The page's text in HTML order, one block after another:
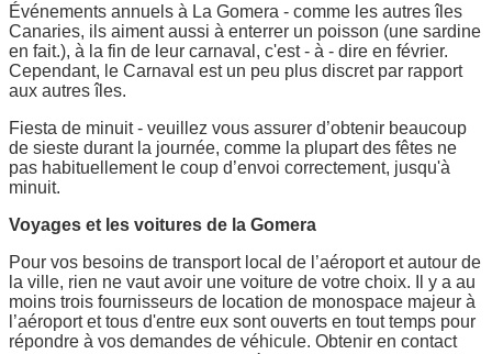
Événements annuels à La Gomera - comme les autres îles
Canaries, ils aiment aussi à enterrer un poisson (une sardine
en fait.), à la fin de leur carnaval, c'est - à - dire en février.
Cependant, le Carnaval est un peu plus discret par rapport
aux autres îles.
Fiesta de minuit - veuillez vous assurer d’obtenir beaucoup
de sieste durant la journée, comme la plupart des fêtes ne
pas habituellement le coup d’envoi correctement, jusqu'à
minuit.
Voyages et les voitures de la Gomera
Pour vos besoins de transport local de l’aéroport et autour de
la ville, rien ne vaut avoir une voiture de votre choix. Il y a au
moins trois fournisseurs de location de monospace majeur à
l’aéroport et tous d'entre eux sont ouverts en tout temps pour
répondre à vos demandes de véhicule. Obtenir en contact